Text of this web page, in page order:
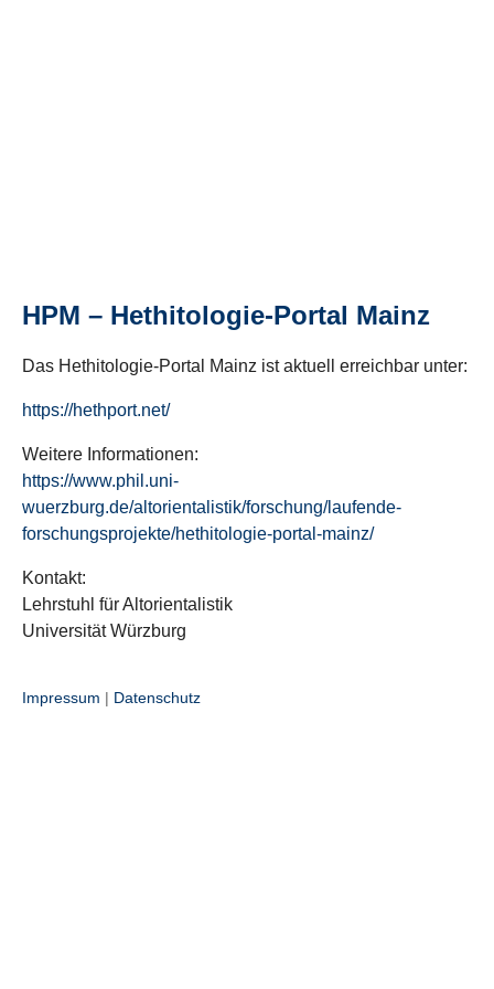
HPM – Hethitologie-Portal Mainz
Das Hethitologie-Portal Mainz ist aktuell erreichbar unter:
https://hethport.net/
Weitere Informationen:
https://www.phil.uni-
wuerzburg.de/altorientalistik/forschung/laufende-
forschungsprojekte/hethitologie-portal-mainz/
Kontakt:
Lehrstuhl für Altorientalistik
Universität Würzburg
Impressum | Datenschutz